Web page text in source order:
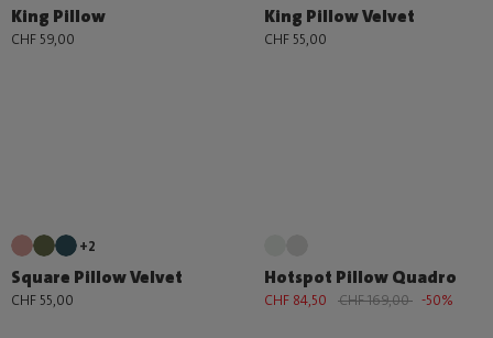
King Pillow
CHF 59,00
King Pillow Velvet
CHF 55,00
+2
Square Pillow Velvet
CHF 55,00
Hotspot Pillow Quadro
CHF 84,50 CHF 169,00 -50%